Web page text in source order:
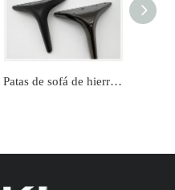
Patas de sofá de hierro de lujo con forma cónica moderna de metal personalizado de fábrica